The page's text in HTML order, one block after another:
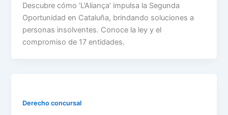
Descubre cómo ‘L’Aliança’ impulsa la Segunda
Oportunidad en Cataluña, brindando soluciones a
personas insolventes. Conoce la ley y el
compromiso de 17 entidades.
Derecho concursal